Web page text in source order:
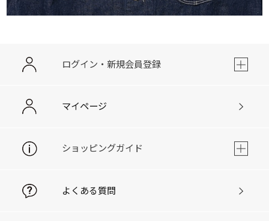
ログイン・新規会員登録
マイページ
ショッピングガイド
よくある質問